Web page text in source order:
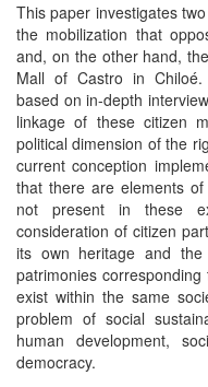
This paper investigates
the mobilization that
and, on the other hand,
Mall of Castro in Chiloé.
based on in-depth
linkage of these citizen
political dimension of the
current conception
that there are elements
not present in these
consideration of citizen
its own heritage and
patrimonies
exist within the same
problem of social
human development,
democracy.